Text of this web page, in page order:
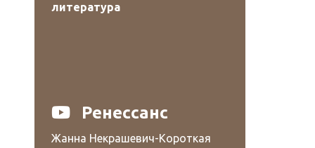
литература
Ренессанс
Жанна Некрашевич-Короткая